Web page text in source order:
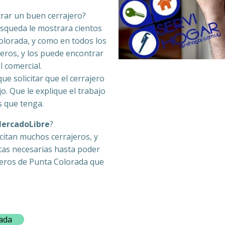
un buen cerrajero?
le mostrara cientos
y como en todos los
y los puede encontrar
comercial.
solicitar que el cerrajero
Que le explique el trabajo
que tenga.
?
muchos cerrajeros, y
necesarias hasta poder
de Punta Colorada que